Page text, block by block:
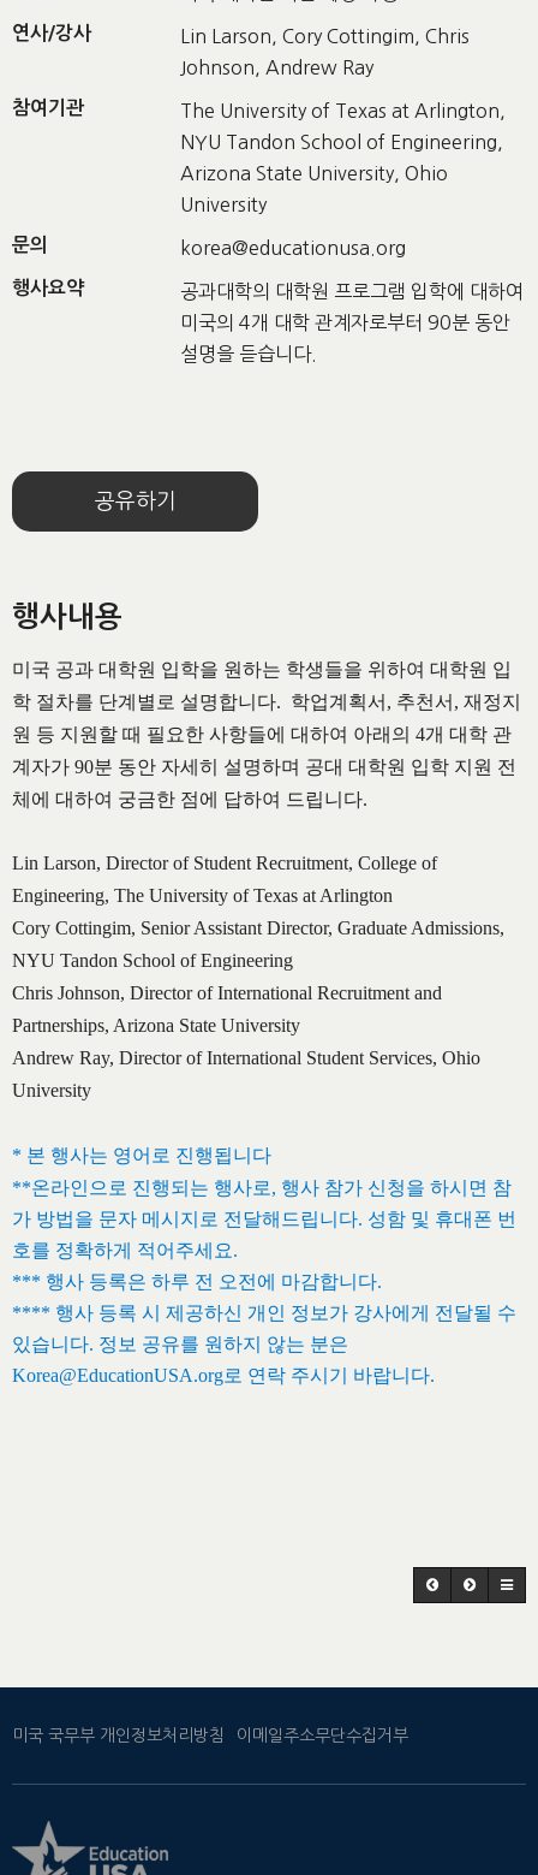
연사/강사
Lin Larson, Cory Cottingim, Chris
Johnson, Andrew Ray
참여기관
The University of Texas at Arlington,
NYU Tandon School of Engineering,
Arizona State University, Ohio
University
문의 korea@educationusa.org
행사요약
공과대학의 대학원 프로그램 입학에 대하여
미국의 4개 대학 관계자로부터 90분 동안
설명을 듣습니다.
공유하기
행사내용
미국 공과 대학원 입학을 원하는 학생들을 위하여 대학원 입
학 절차를 단계별로 설명합니다. 학업계획서, 추천서, 재정지
원 등 지원할 때 필요한 사항들에 대하여 아래의 4개 대학 관
계자가 90분 동안 자세히 설명하며 공대 대학원 입학 지원 전
체에 대하여 궁금한 점에 답하여 드립니다.
Lin Larson, Director of Student Recruitment, College of
Engineering, The University of Texas at Arlington
Cory Cottingim, Senior Assistant Director, Graduate Admissions,
NYU Tandon School of Engineering
Chris Johnson, Director of International Recruitment and
Partnerships, Arizona State University
Andrew Ray, Director of International Student Services, Ohio
University
* 본 행사는 영어로 진행됩니다
**온라인으로 진행되는 행사로, 행사 참가 신청을 하시면 참
가 방법을 문자 메시지로 전달해드립니다. 성함 및 휴대폰 번
호를 정확하게 적어주세요.
*** 행사 등록은 하루 전 오전에 마감합니다.
**** 행사 등록 시 제공하신 개인 정보가 강사에게 전달될 수
있습니다. 정보 공유를 원하지 않는 분은
Korea@EducationUSA.org로 연락 주시기 바랍니다.
미국 국무부 개인정보처리방침 이메일주소무단수집거부